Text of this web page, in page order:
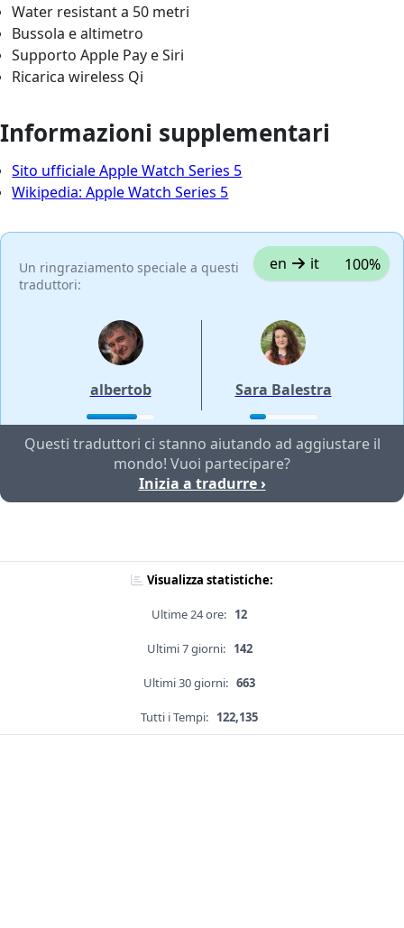
Water resistant a 50 metri
Bussola e altimetro
Supporto Apple Pay e Siri
Ricarica wireless Qi
Informazioni supplementari
Sito ufficiale Apple Watch Series 5
Wikipedia: Apple Watch Series 5
Un ringraziamento speciale a questi
traduttori:
en it 100%
albertob Sara Balestra
Questi traduttori ci stanno aiutando ad aggiustare il
mondo! Vuoi partecipare?
Inizia a tradurre ›
Visualizza statistiche:
Ultime 24 ore: 12
Ultimi 7 giorni: 142
Ultimi 30 giorni: 663
Tutti i Tempi: 122,135